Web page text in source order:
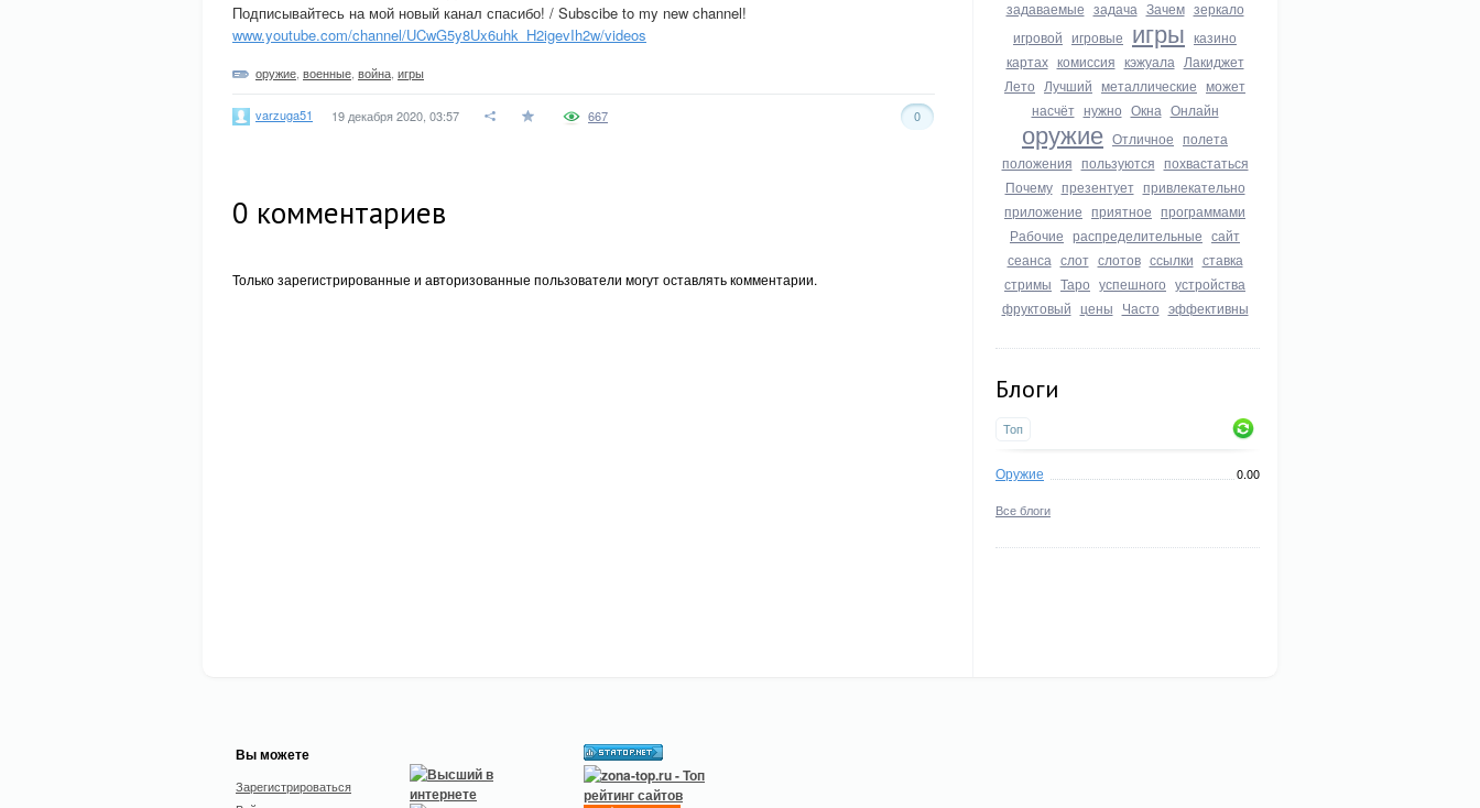
задаваемые задача Зачем зеркало
игровой игровые игры казино
картах комиссия кэжуала Лакиджет
Лето Лучший металлические может
насчёт нужно Окна Онлайн
оружие Отличное полета
положения пользуются похвастаться
Почему презентует привлекательно
приложение приятное программами
Рабочие распределительные сайт
сеанса слот слотов ссылки ставка
стримы Таро успешного устройства
фруктовый цены Часто эффективны
Блоги
Топ
Оружие 0.00
Все блоги
Подписывайтесь на мой новый канал спасибо! / Subscibe to my new channel!
www.youtube.com/channel/UCwG5y8Ux6uhk_H2igevIh2w/videos
оружие военные война игры
varzuga51 19 декабря 2020, 03:57 0
667
0 комментариев
Только зарегистрированные и авторизованные пользователи могут оставлять комментарии.
Вы можете
Зарегистрироваться